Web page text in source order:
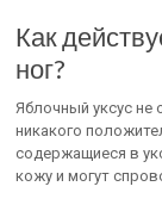
Как
ног?
Яблочный уксус
никакого
содержащиеся в
кожу и могут